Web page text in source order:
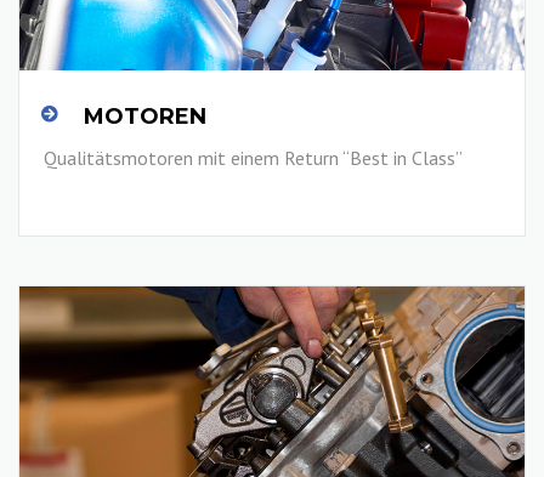
MOTOREN
Qualitätsmotoren mit einem Return “Best in Class”